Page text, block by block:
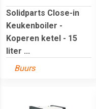
Solidparts Close-in
Keukenboiler -
Koperen ketel - 15
liter ...
Buurs